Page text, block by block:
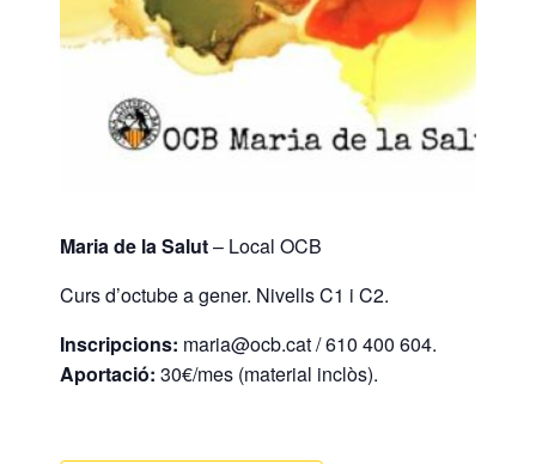
Maria de la Salut– Local OCB
Curs d’octube a gener. Nivells C1 i C2.
Inscripcions: maria@ocb.cat / 610 400 604.
Aportació: 30€/mes (material inclòs).